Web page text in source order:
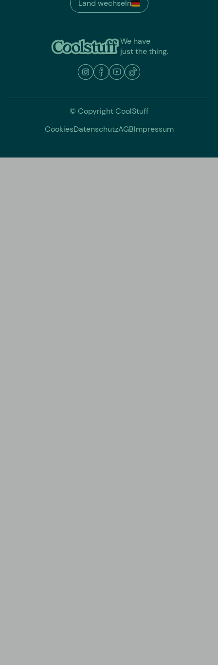
We have
just the thing.
Land wechseln
© Copyright CoolStuff
CookiesDatenschutzAGBImpressum